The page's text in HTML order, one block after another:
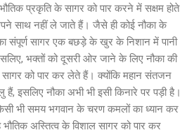
प्रकृति के सागर को पार करने में सक्षम होते
साथ नहीं ले जाते हैं। जैसे ही कोई नौका के
संपूर्ण सागर एक बछड़े के खुर के निशान में पानी
भक्तों को दूसरी ओर जाने के लिए नौका की
सागर को पार कर लेते हैं। क्योंकि महान संतजन
हैं, इसलिए नौका अभी भी इसी किनारे पर पड़ी है।
भी समय भगवान के चरण कमलों का ध्यान कर
अस्तित्व के विशाल सागर को पार कर